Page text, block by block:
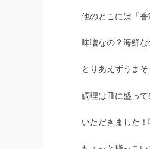
他のとこには「香
味噌なの？海鮮
とりあえずうま
調理は皿に盛って
いただきました